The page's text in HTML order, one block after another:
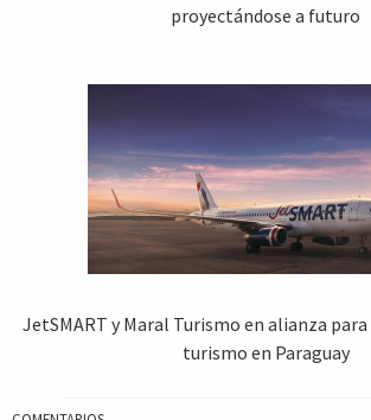
proyectándose a futuro
JetSMART y Maral Turismo en alianza
turismo en Paraguay